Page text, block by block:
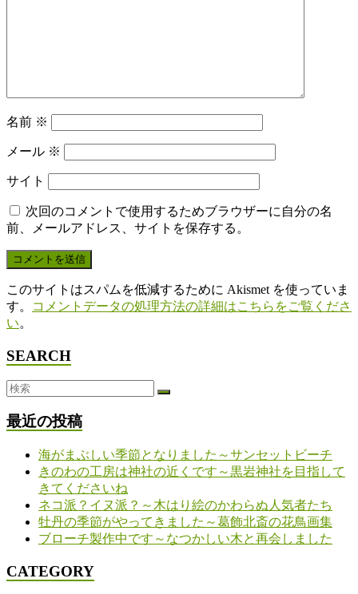
名前 ※
メール ※
サイト
次回のコメントで使用するためブラウザーに自分の名
前、メールアドレス、サイトを保存する。
このサイトはスパムを低減するために Akismet を使っていま
す。
コメントデータの処理方法の詳細はこちらをご覧くださ
い。
SEARCH
最近の投稿
海がまぶしい季節となりました～サンセットビーチ
きのわの工房は神社の近くです～黒岩神社を目指して
きてくださいね
ネコ派？イヌ派？～木はり絵のかわらぬ人気者たち
牡丹の季節がやってきました～葛飾北斎の花鳥画集
ブローチ製作中です～なつかしい木と再会しました
CATEGORY